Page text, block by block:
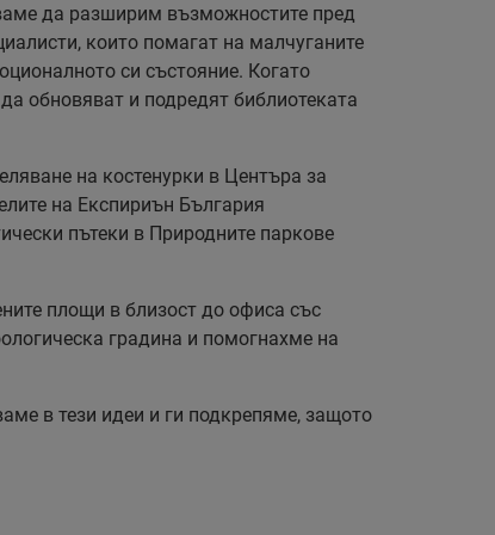
да разширим възможностите пред
които помагат на малчуганите
си състояние. Когато
обновяват и подредят библиотеката
на костенурки в Центъра за
на Експириън България
пътеки в Природните паркове
площи в близост до офиса със
градина и помогнахме на
в тези идеи и ги подкрепяме, защото